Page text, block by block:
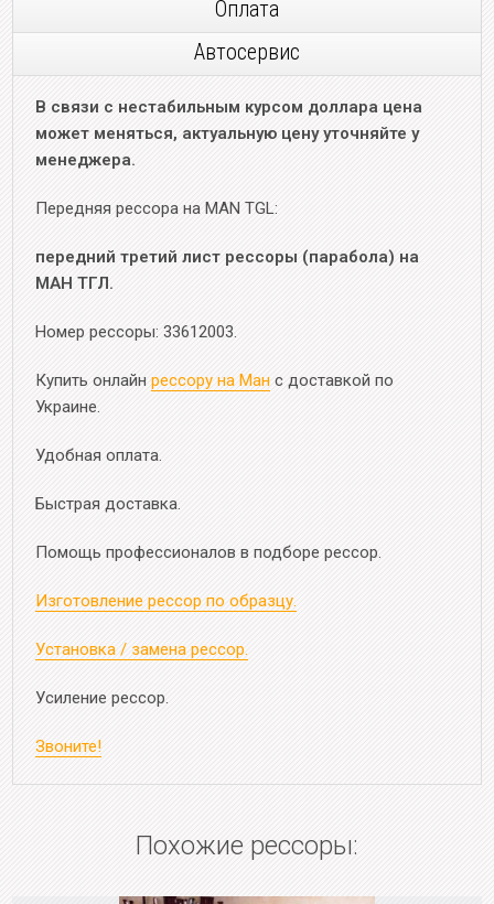
Оплата
Автосервис
В связи с нестабильным курсом доллара цена
может меняться, актуальную цену уточняйте у
менеджера.
Передняя рессора на MAN TGL:
передний третий лист рессоры (парабола) на
МАН ТГЛ.
Номер рессоры: 33612003.
Купить онлайн рессору на Ман с доставкой по
Украине.
Удобная оплата.
Быстрая доставка.
Помощь профессионалов в подборе рессор.
Изготовление рессор по образцу.
Установка / замена рессор.
Усиление рессор.
Звоните!
Похожие рессоры: